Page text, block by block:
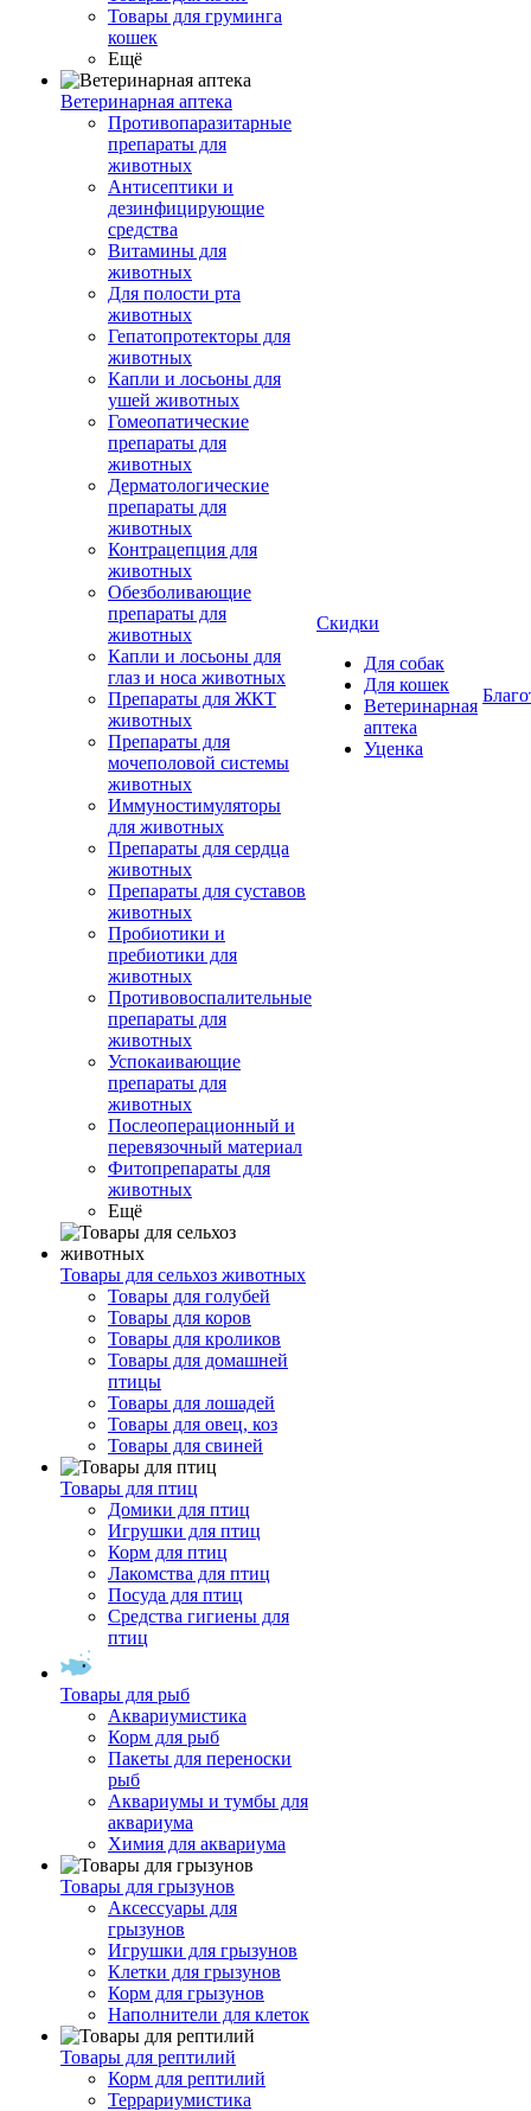
Товары для груминга
кошек
Ещё
Ветеринарная аптека
Противопаразитарные
препараты для
животных
Антисептики и
дезинфицирующие
средства
Витамины для
животных
Для полости рта
животных
Гепатопротекторы для
животных
Капли и лосьоны для
ушей животных
Гомеопатические
препараты для
животных
Дерматологические
препараты для
животных
Контрацепция для
животных
Обезболивающие
препараты для
животных
Капли и лосьоны для
глаз и носа животных
Препараты для ЖКТ
животных
Препараты для
мочеполовой системы
животных
Иммуностимуляторы
для животных
Препараты для сердца
животных
Препараты для суставов
животных
Пробиотики и
пребиотики для
животных
Противовоспалительные
препараты для
животных
Успокаивающие
препараты для
животных
Послеоперационный и
перевязочный материал
Фитопрепараты для
животных
Ещё
Товары для сельхоз животных
Товары для голубей
Товары для коров
Товары для кроликов
Товары для домашней
птицы
Товары для лошадей
Товары для овец, коз
Товары для свиней
Товары для птиц
Домики для птиц
Игрушки для птиц
Корм для птиц
Лакомства для птиц
Посуда для птиц
Средства гигиены для
птиц
Товары для рыб
Аквариумистика
Корм для рыб
Пакеты для переноски
рыб
Аквариумы и тумбы для
аквариума
Химия для аквариума
Товары для грызунов
Аксессуары для
грызунов
Игрушки для грызунов
Клетки для грызунов
Корм для грызунов
Наполнители для клеток
Товары для рептилий
Корм для рептилий
Террариумистика
Скидки
Для собак
Для кошек
Ветеринарная
аптека
Уценка